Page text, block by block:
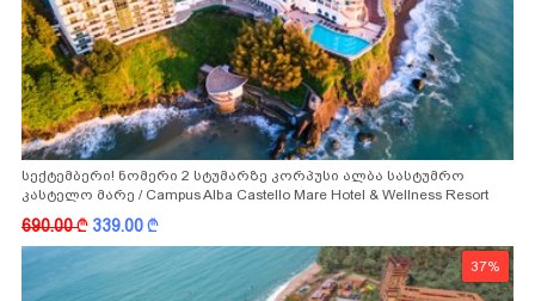
სექტემბერი! ნომერი 2 სტუმარზე კორპუსი ალბა სასტუმრო
კასტელო მარე / Campus Alba Castello Mare Hotel & Wellness Resort
-სგან!
690.00k 339.00k
37%